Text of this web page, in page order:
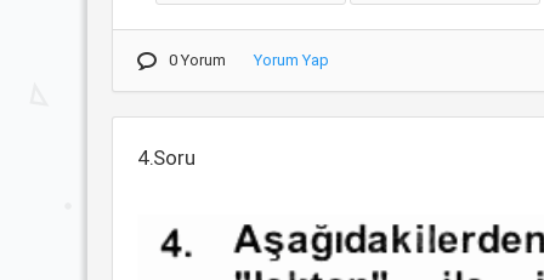
0 Yorum Yorum Yap
4.Soru